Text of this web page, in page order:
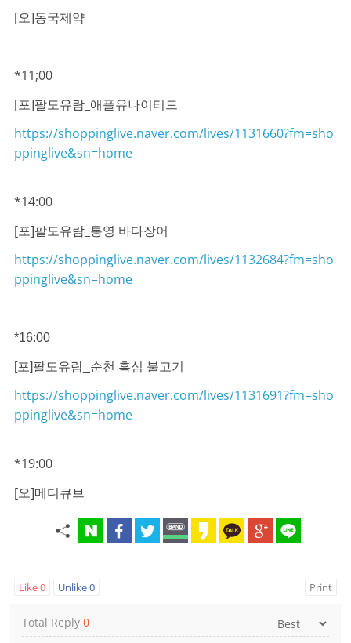
[오]동국제약
*11;00
[포]팔도유람_애플유나이티드
https://shoppinglive.naver.com/lives/1131660?fm=sho
ppinglive&sn=home
*14:00
[포]팔도유람_통영 바다장어
https://shoppinglive.naver.com/lives/1132684?fm=sho
ppinglive&sn=home
*16:00
[포]팔도유람_순천 흑심 불고기
https://shoppinglive.naver.com/lives/1131691?fm=sho
ppinglive&sn=home
*19:00
[오]메디큐브
Like0 Unlike0 Print
Total Reply0